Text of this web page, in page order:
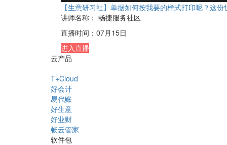
【生意研习社】单据如何按我要的样式打印呢？这
讲师名称： 畅捷服务社区
直播时间： 07月15日
进入直播
云产品
T+Cloud
好会计
易代账
好生意
好业财
畅云管家
软件包